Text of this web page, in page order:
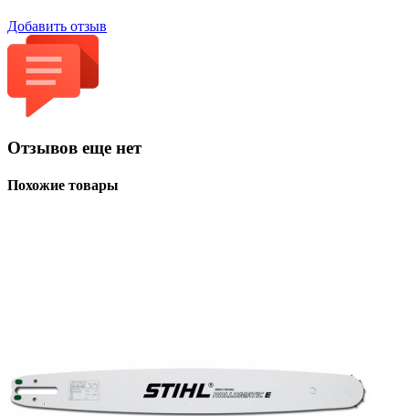
Добавить отзыв
Отзывов еще нет
Похожие товары